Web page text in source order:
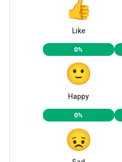
Like
0%
Happy
0%